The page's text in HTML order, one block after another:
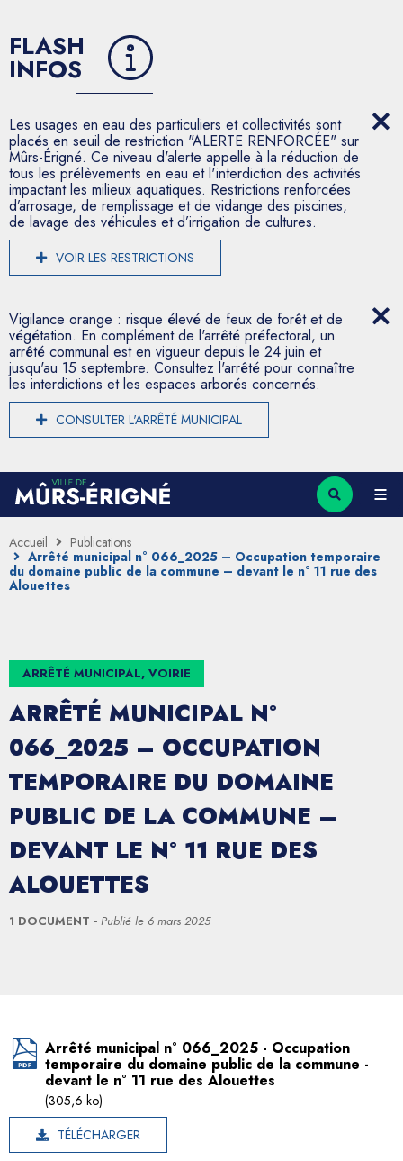
FLASH
INFOS
Les usages en eau des particuliers et collectivités sont
placés en seuil de restriction "ALERTE RENFORCÉE" sur
Mûrs-Érigné. Ce niveau d'alerte appelle à la réduction de
tous les prélèvements en eau et l'interdiction des activités
impactant les milieux aquatiques. Restrictions renforcées
d’arrosage, de remplissage et de vidange des piscines,
de lavage des véhicules et d’irrigation de cultures.
VOIR LES RESTRICTIONS
Vigilance orange : risque élevé de feux de forêt et de
végétation. En complément de l'arrêté préfectoral, un
arrêté communal est en vigueur depuis le 24 juin et
jusqu'au 15 septembre. Consultez l'arrêté pour connaître
les interdictions et les espaces arborés concernés.
CONSULTER L'ARRÊTÉ MUNICIPAL
Accueil
Publications
Arrêté municipal n° 066_2025 – Occupation temporaire
du domaine public de la commune – devant le n° 11 rue des
Alouettes
ARRÊTÉ MUNICIPAL, VOIRIE
ARRÊTÉ MUNICIPAL N°
066_2025 – OCCUPATION
TEMPORAIRE DU DOMAINE
PUBLIC DE LA COMMUNE –
DEVANT LE N° 11 RUE DES
ALOUETTES
1 DOCUMENT Publié le 6 mars 2025
Arrêté municipal n° 066_2025 - Occupation
temporaire du domaine public de la commune -
devant le n° 11 rue des Alouettes
(305,6 ko)
TÉLÉCHARGER